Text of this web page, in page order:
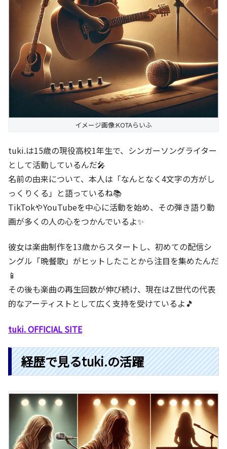
イメージ画像:KOTAらいふ
tuki.は15歳の現役高校1年生で、シンガーソングライター
として活動しているんだ🎤
名前の由来について、本人は「なんとなく4文字の方がし
っくりくる」と語っているね📚
TikTokやYouTubeを中心に活動を始め、その弾き語り動
画が多くの人の心をつかんでいるよ✨
彼女は楽曲制作を13歳からスタートし、初めての配信シ
ングル「晩餐歌」がヒットしたことから注目を集めたんだ
📱
その後も楽曲の再生回数が伸び続け、現在はZ世代の代表
的なアーティストとして広く支持を受けているよ🎵
tuki. OFFICIAL SITE
経歴で見るtuki.の活躍